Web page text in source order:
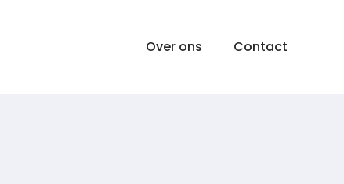
Over ons Contact